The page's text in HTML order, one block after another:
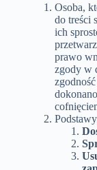
Osoba,
do treści
ich
prawo
zgody w